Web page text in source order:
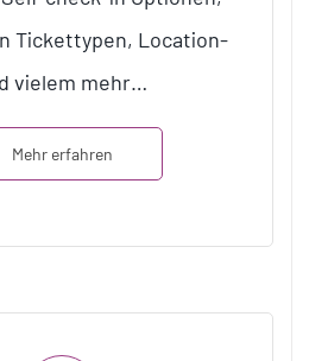
Tickettypen, Location-
vielem mehr…
Mehr erfahren